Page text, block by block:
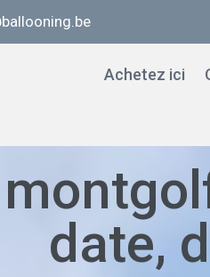
Achetez ici
date,